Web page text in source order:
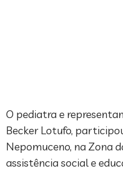
O pediatra e
Becker Lotufo,
Nepomuceno, na Zona
assistência social e